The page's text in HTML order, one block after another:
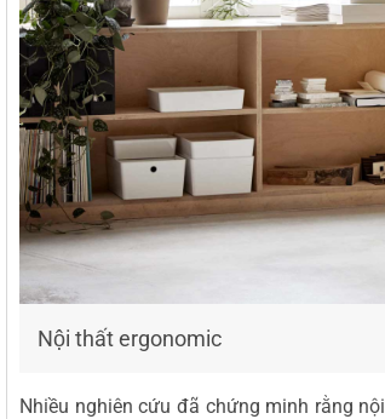
Nội thất ergonomic
Nhiều nghiên cứu đã chứng minh rằng